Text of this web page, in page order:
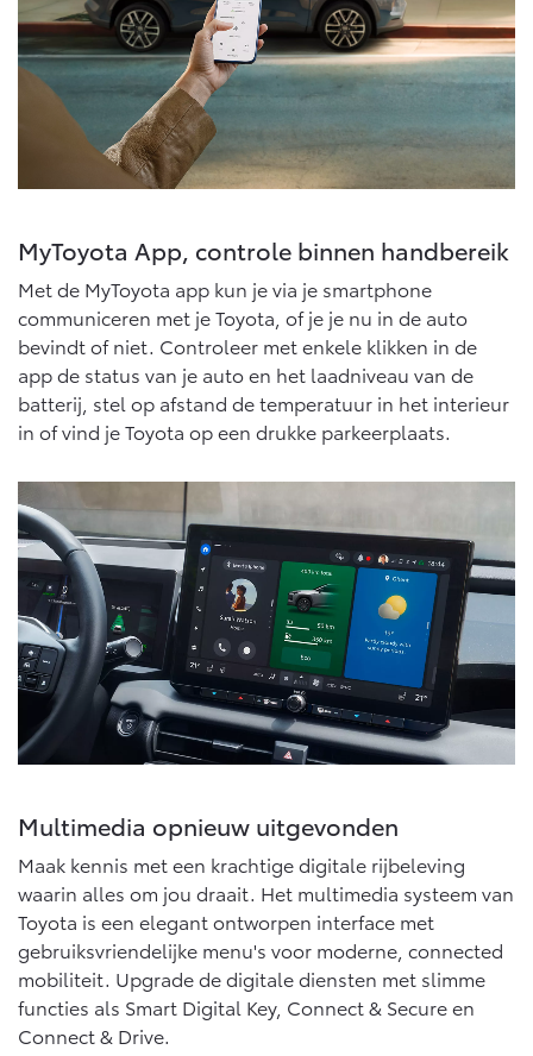
Corolla Cross
HYBRIDE
Vanaf € 39.995,-
Toyota C-HR
OOK ALS PLUG-IN
HYBRIDE
Vanaf € 36.495,-
Toyota C-HR+
BATTERIJ-ELEKTRISCH
Vanaf € 37.995,-
RAV4
PLUG-IN HYBRIDE
bZ4X
BATTERIJ-ELEKTRISCH
bZ4X Touring
BATTERIJ-ELEKTRISCH
Mirai
WATERSTOF-ELEKTRISCH
Proace City (excl. BTW)
OOK ALS BATTERIJ-
ELEKTRISCH
10 jaar batterijgarantie
Toyota fabrieksgarantie
Onderdelen & Accessoires
Onderdelen
Banden
Connected
Connected Services
MyToyota login
Abonnementen
Multimedia
Connected check
Navigatie updates
Laadpas
Energie en slim laden
Verzekeren
Toyota Hybride Autoverzekering
Bedrijfswagens
Bedrijfswagens op maat
Financieren of leasen
Verzekeren
MyToyota App, controle binnen handbereik
Met de MyToyota app kun je via je smartphone
communiceren met je Toyota, of je je nu in de auto
bevindt of niet. Controleer met enkele klikken in de
app de status van je auto en het laadniveau van de
batterij, stel op afstand de temperatuur in het interieur
in of vind je Toyota op een drukke parkeerplaats.
Multimedia opnieuw uitgevonden
Maak kennis met een krachtige digitale rijbeleving
waarin alles om jou draait. Het multimedia systeem van
Toyota is een elegant ontworpen interface met
gebruiksvriendelijke menu's voor moderne, connected
mobiliteit. Upgrade de digitale diensten met slimme
functies als Smart Digital Key, Connect & Secure en
Connect & Drive.